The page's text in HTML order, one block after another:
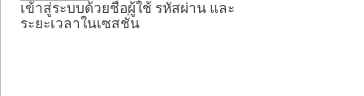
เข้าสู่ระบบด้วยชื่อผู้ใช้ รหัสผ่าน และ
ระยะเวลาในเซสชั่น